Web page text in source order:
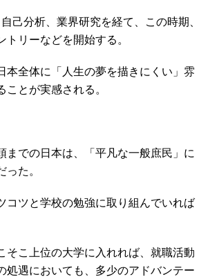
己分析、業界研究を経て、この時期、
トリーなどを開始する。
本全体に「人生の夢を描きにくい」雰
ことが実感される。
までの日本は、「平凡な一般庶民」に
った。
コツと学校の勉強に取り組んでいれば
そこ上位の大学に入れれば、就職活動
処遇においても、多少のアドバンテー